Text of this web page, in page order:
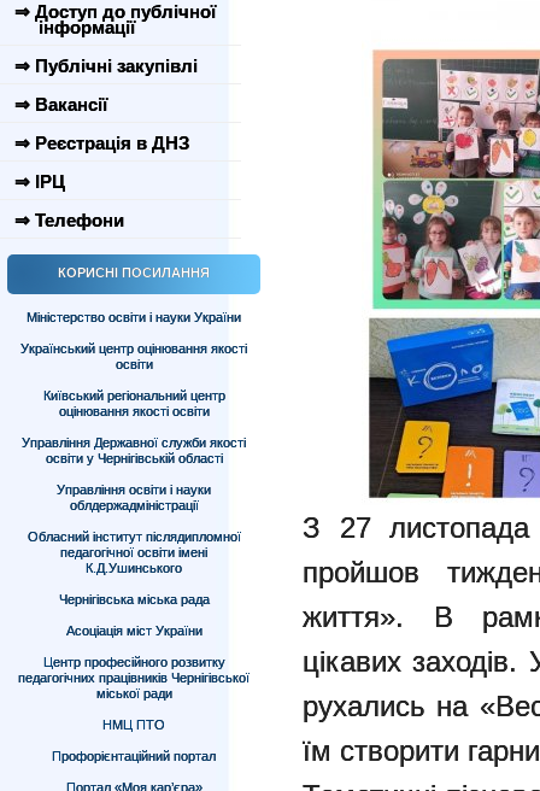
⇒ Доступ до публічної
інформації
⇒ Публічні закупівлі
⇒ Вакансії
⇒ Реєстрація в ДНЗ
⇒ ІРЦ
⇒ Телефони
КОРИСНІ ПОСИЛАННЯ
Міністерство освіти і науки України
Український центр оцінювання якості
освіти
Київський регіональний центр
оцінювання якості освіти
Управління Державної служби якості
освіти у Чернігівській області
Управління освіти і науки
облдержадміністрації
Обласний інститут післядипломної
педагогічної освіти імені
К.Д.Ушинського
Чернігівська міська рада
Асоціація міст України
Центр професійного розвитку
педагогічних працівників Чернігівської
міської ради
НМЦ ПТО
Профорієнтаційний портал
Портал «Моя кар’єра»
З 27
пройшов
життя». В
цікавих заходів.
рухались на
їм створити